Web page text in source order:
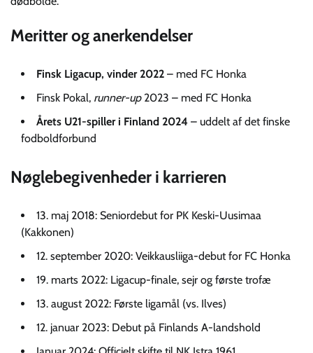
Meritter og anerkendelser
Finsk Ligacup, vinder 2022 – med FC Honka
Finsk Pokal, runner-up2023 – med FC Honka
Årets U21-spiller i Finland 2024 – uddelt af det finske
fodboldforbund
Nøglebegivenheder i karrieren
13. maj 2018: Seniordebut for PK Keski-Uusimaa
(Kakkonen)
12. september 2020: Veikkausliiga-debut for FC Honka
19. marts 2022: Ligacup-finale, sejr og første trofæ
13. august 2022: Første ligamål (vs. Ilves)
12. januar 2023: Debut på Finlands A-landshold